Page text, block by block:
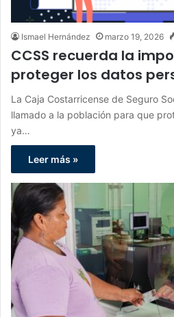
Ismael Hernández marzo 19, 2026
CCSS recuerda la
proteger los datos
La Caja Costarricense de Seguro
llamado a la población para que
ya…
Leer más »